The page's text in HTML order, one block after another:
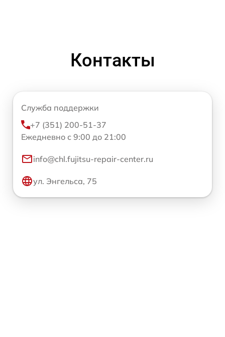
Контакты
Служба поддержки
+7 (351) 200-51-37
Ежедневно с 9:00 до 21:00
info@chl.fujitsu-repair-center.ru
ул. Энгельса, 75